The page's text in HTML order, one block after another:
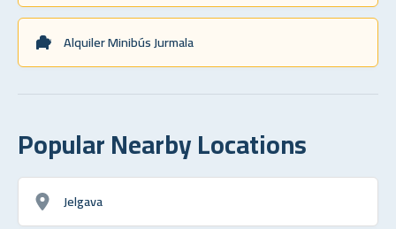
Alquiler Minibús Jurmala
Popular Nearby Locations
Jelgava